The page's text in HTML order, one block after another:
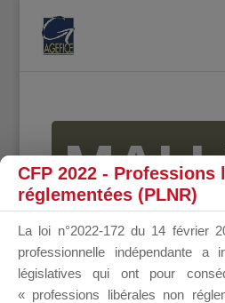
CFP 2022 - Professions
réglementées (PLNR)
La loi n°2022-172 du 14 février
professionnelle indépendante a
législatives qui ont pour
« professions libérales non